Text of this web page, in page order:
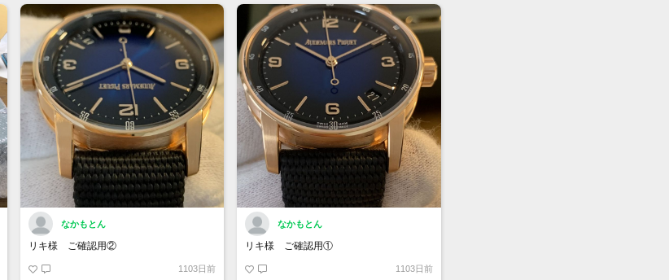
なかもとん
リキ様 ご確認用②
1103日前
なかもとん
リキ様 ご確認用①
1103日前